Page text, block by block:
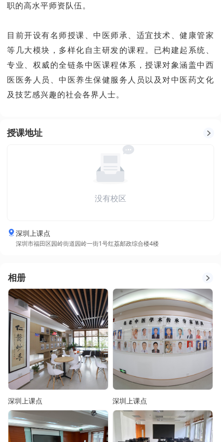
职的高水平师资队伍。
目前开设有名师授课、中医师承、适宜技术、健康管家
等几大模块，多样化自主研发的课程。已构建起系统、
专业、权威的全链条中医课程体系，授课对象涵盖中西
医医务人员、中医养生保健服务人员以及对中医药文化
及技艺感兴趣的社会各界人士。
授课地址
没有校区
深圳上课点
深圳市福田区园岭街道园岭一街1号红荔邮政综合楼4楼
相册
深圳上课点 深圳上课点